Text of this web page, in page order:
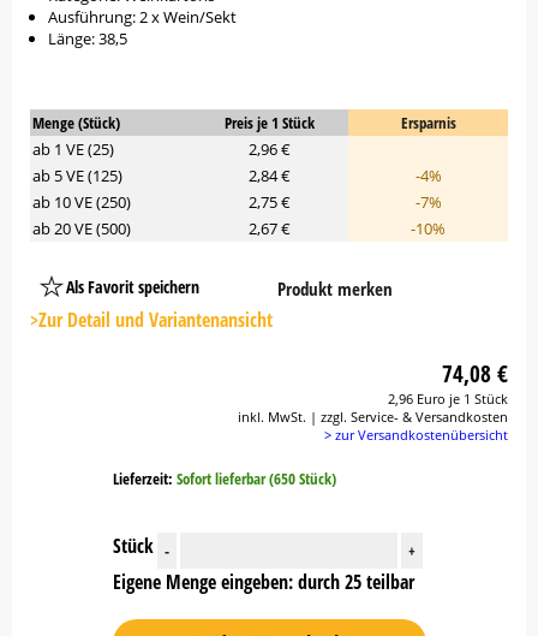
Ausführung: 2 x Wein/Sekt
Länge: 38,5
Menge (Stück) Preis je 1 Stück
Ersparnis
ab 1 VE (25)
2,96 €
ab 5 VE (125)
2,84 €
-4%
ab 10 VE (250)
2,75 €
-7%
ab 20 VE (500)
2,67 € -10%
Als Favorit speichern
Platzhalter
Button
Produkt merken
>Zur Detail und Variantenansicht
74,08 €
2,96 Euro je 1 Stück
inkl. MwSt. | zzgl. Service- & Versandkosten
> zur Versandkostenübersicht
Lieferzeit: Sofort lieferbar (650 Stück)
Stück - +
Eigene Menge eingeben: durch 25 teilbar